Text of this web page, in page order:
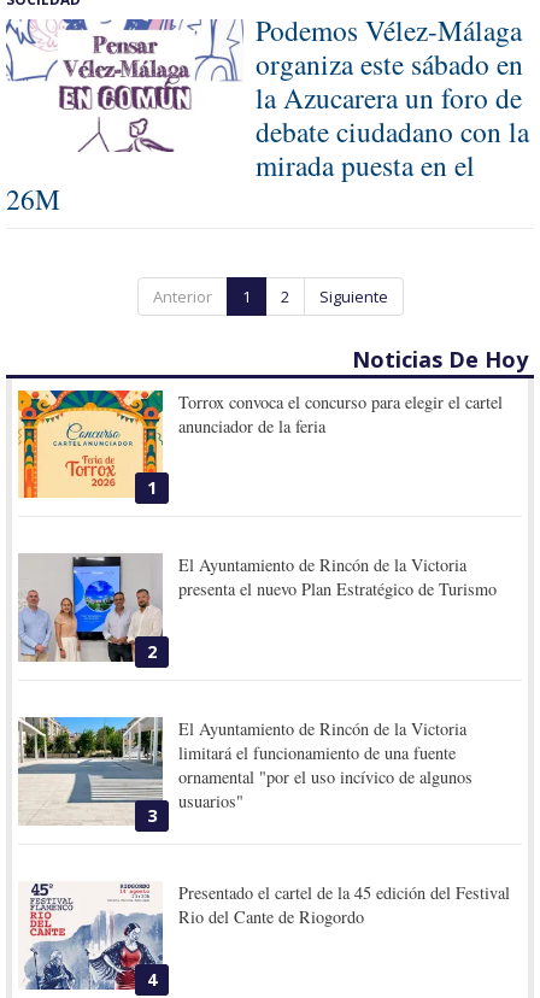
Podemos Vélez-Málaga
organiza este sábado en
la Azucarera un foro de
debate ciudadano con la
mirada puesta en el
26M
Anterior 1 2 Siguiente
Noticias De Hoy
1
Torrox convoca el concurso para elegir el cartel
anunciador de la feria
2
El Ayuntamiento de Rincón de la Victoria
presenta el nuevo Plan Estratégico de Turismo
3
El Ayuntamiento de Rincón de la Victoria
limitará el funcionamiento de una fuente
ornamental "por el uso incívico de algunos
usuarios"
4
Presentado el cartel de la 45 edición del Festival
Rio del Cante de Riogordo